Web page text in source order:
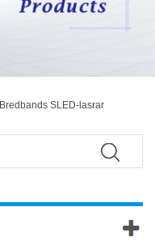
Bredbands SLED-lasrar